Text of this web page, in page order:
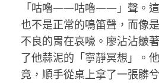
「咕嚕——咕嚕——」聲。這
也不是正常的鳴笛聲，而像
不良的胃在哀嚎。廖沾沾皺
了他蒜泥的「寧靜冥想」。
竟，順手從桌上拿了一張髒